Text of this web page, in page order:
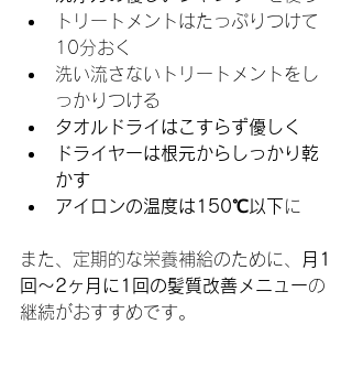
トリートメントはたっぷりつけて
10分おく
洗い流さないトリートメントをし
っかりつける
タオルドライはこすらず優しく
ドライヤーは根元からしっかり乾
かす
アイロンの温度は150℃以下 に
また、定期的な栄養補給のために、
月1
回〜2ヶ月に1回の髪質改善メニューの
継続がおすすめです。